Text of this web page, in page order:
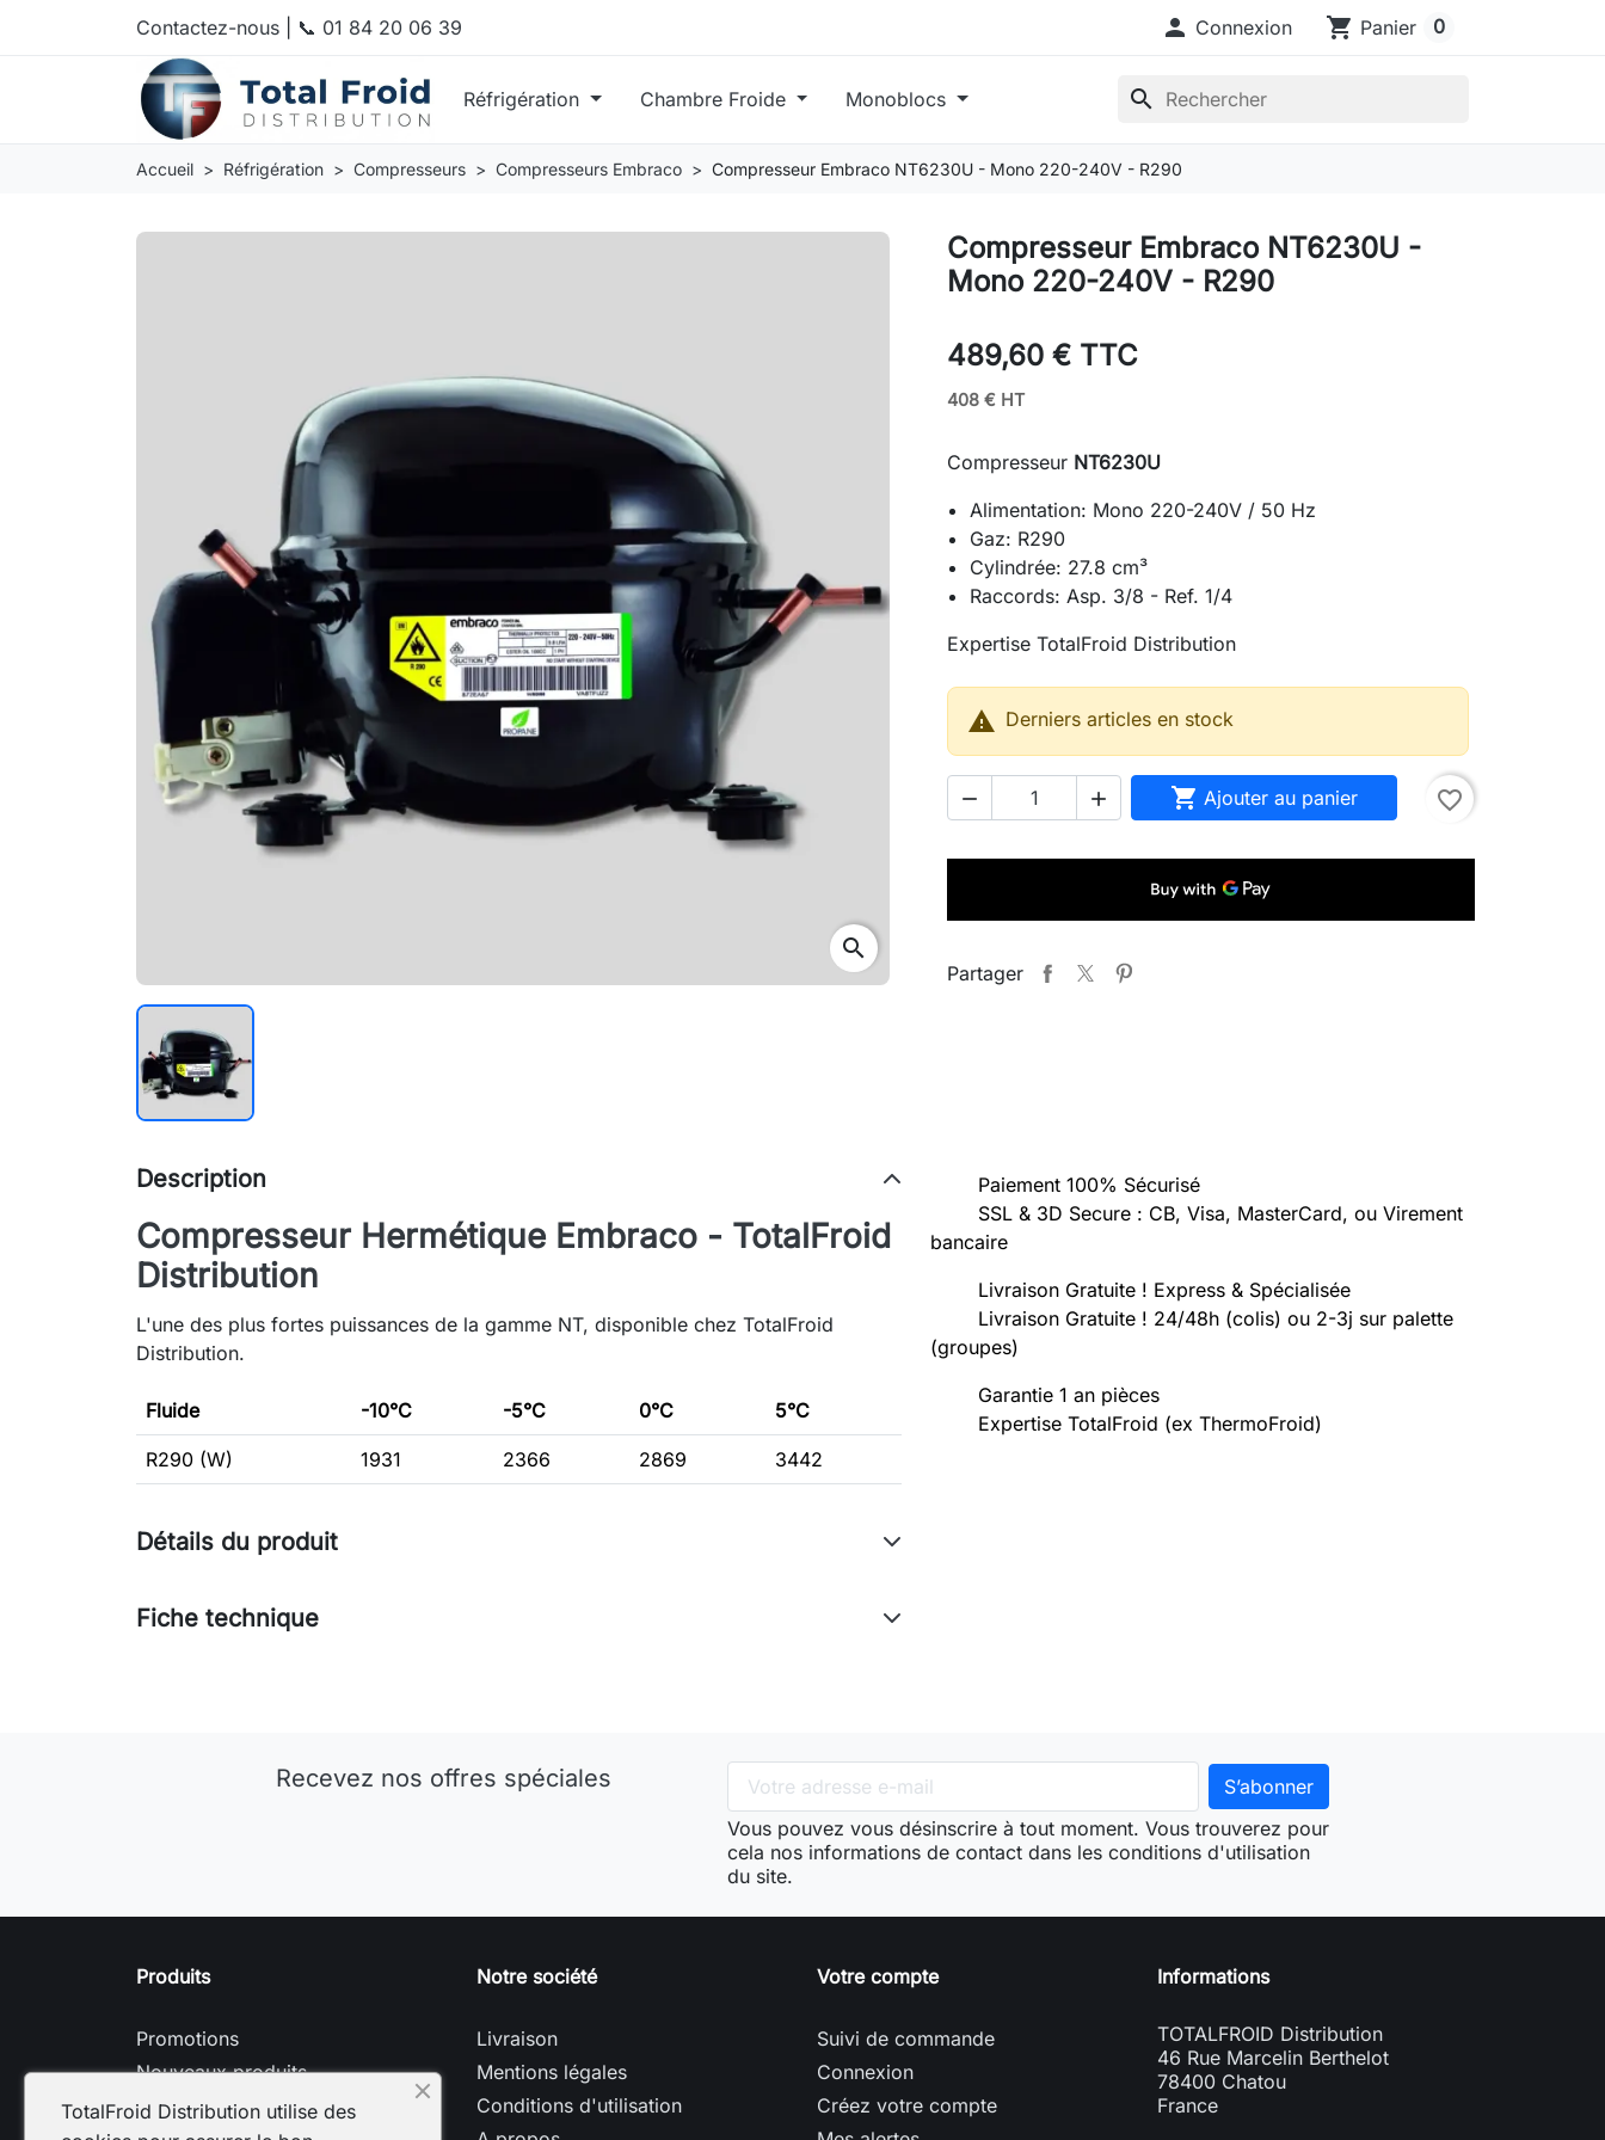
Contactez-nous 📞 01 84 20 06 39  Connexion shopping_cart Panier 0
Réfrigération Chambre Froide Monoblocs search
Accueil Réfrigération Compresseurs Compresseurs Embraco Compresseur Embraco NT6230U - Mono 220-240V - R290
search
Compresseur Embraco NT6230U -
Mono 220-240V - R290
489,60 € TTC
408 € HT
Compresseur NT6230U
Alimentation: Mono 220-240V / 50 Hz
Gaz: R290
Cylindrée: 27.8 cm³
Raccords: Asp. 3/8 - Ref. 1/4
Expertise TotalFroid Distribution
 Derniers articles en stock
   Ajouter au panier favorite_border
Partager
Paiement 100% Sécurisé
SSL & 3D Secure : CB, Visa, MasterCard, ou Virement
bancaire
Livraison Gratuite ! Express & Spécialisée
Livraison Gratuite ! 24/48h (colis) ou 2-3j sur palette
(groupes)
Garantie 1 an pièces
Expertise TotalFroid (ex ThermoFroid)
Description
Compresseur Hermétique Embraco - TotalFroid
Distribution
L'une des plus fortes puissances de la gamme NT, disponible chez TotalFroid
Distribution.
Fluide -10°C -5°C 0°C 5°C
R290 (W) 1931 2366 2869 3442
Détails du produit
Fiche technique
Recevez nos offres spéciales
Vous pouvez vous désinscrire à tout moment. Vous trouverez pour
cela nos informations de contact dans les conditions d'utilisation
du site.
Produits
Promotions
Nouveaux produits
Meilleures ventes
Notre société
Livraison
Mentions légales
Conditions d'utilisation
Votre compte
Suivi de commande
Connexion
Créez votre compte
Informations
TOTALFROID Distribution
46 Rue Marcelin Berthelot
78400 Chatou
France
TotalFroid Distribution utilise des